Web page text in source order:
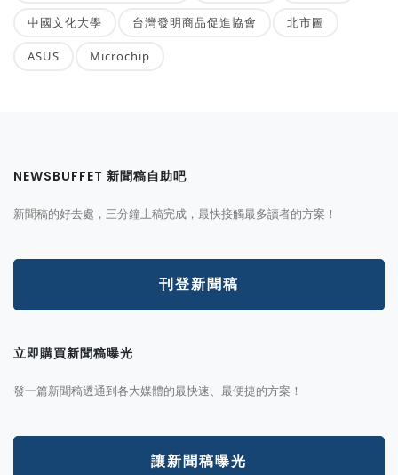
中國文化大學 台灣發明商品促進協會 北市圖
ASUS Microchip
NEWSBUFFET 新聞稿自助吧
新聞稿的好去處，三分鐘上稿完成，最快接觸最多讀者的方案！
刊登新聞稿
立即購買新聞稿曝光
發一篇新聞稿透通到各大媒體的最快速、最便捷的方案！
讓新聞稿曝光